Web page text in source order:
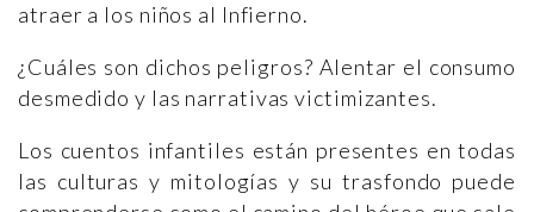
atraer a los niños al Infierno.
¿Cuáles son dichos peligros? Alentar el consumo
desmedido y las narrativas victimizantes.
Los cuentos infantiles están presentes en todas
las culturas y mitologías y su trasfondo puede